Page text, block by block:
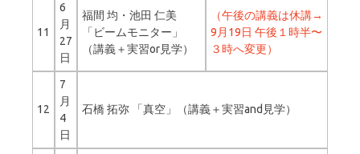
11
6
月
27
日
福間 均・池田 仁美
「ビームモニター」
（講義＋実習or見学）
（午後の講義は休講→
9月19日 午後１時半〜
３時へ変更）
12
7
月
4
日
石橋 拓弥 「真空」（講義＋実習and見学）